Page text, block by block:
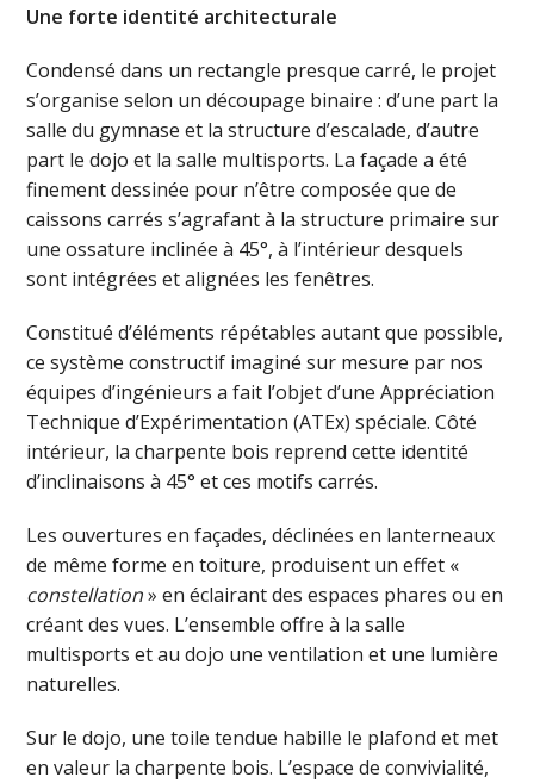
Une forte identité architecturale
Condensé dans un rectangle presque carré, le projet
s’organise selon un découpage binaire : d’une part la
salle du gymnase et la structure d’escalade, d’autre
part le dojo et la salle multisports. La façade a été
finement dessinée pour n’être composée que de
caissons carrés s’agrafant à la structure primaire sur
une ossature inclinée à 45°, à l’intérieur desquels
sont intégrées et alignées les fenêtres.
Constitué d’éléments répétables autant que possible,
ce système constructif imaginé sur mesure par nos
équipes d’ingénieurs a fait l’objet d’une Appréciation
Technique d’Expérimentation (ATEx) spéciale. Côté
intérieur, la charpente bois reprend cette identité
d’inclinaisons à 45° et ces motifs carrés.
Les ouvertures en façades, déclinées en lanterneaux
de même forme en toiture, produisent un effet «
constellation» en éclairant des espaces phares ou en
créant des vues. L’ensemble offre à la salle
multisports et au dojo une ventilation et une lumière
naturelles.
Sur le dojo, une toile tendue habille le plafond et met
en valeur la charpente bois. L’espace de convivialité,